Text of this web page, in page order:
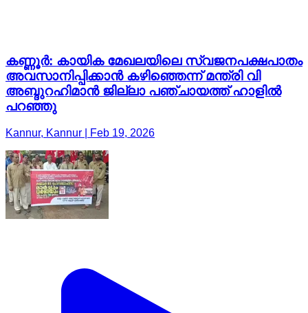
കണ്ണൂർ: കായിക മേഖലയിലെ സ്വജനപക്ഷപാതം
അവസാനിപ്പിക്കാൻ കഴിഞ്ഞെന്ന് മന്ത്രി വി
അബ്ദുറഹിമാൻ ജില്ലാ പഞ്ചായത്ത് ഹാളിൽ
പറഞ്ഞു
Kannur, Kannur | Feb 19, 2026